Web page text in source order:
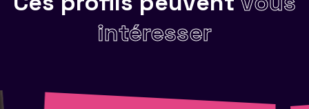
intéresser